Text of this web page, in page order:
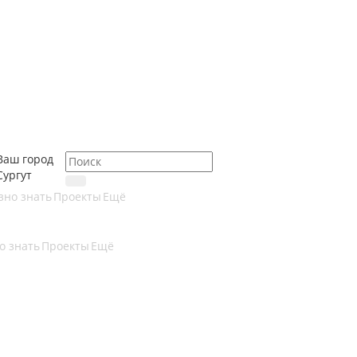
город
знатьПроекты Ещё
знатьПроекты Ещё